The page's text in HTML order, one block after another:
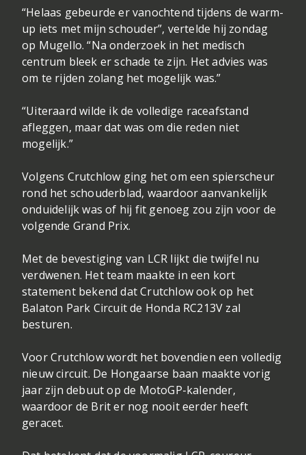
“Helaas gebeurde er vanochtend tijdens de warm-
up iets met mijn schouder”, vertelde hij zondag
op Mugello. “Na onderzoek in het medisch
centrum bleek er schade te zijn. Het advies was
om te rijden zolang het mogelijk was.”
“Uiteraard wilde ik de volledige raceafstand
afleggen, maar dat was om die reden niet
mogelijk.”
Volgens Crutchlow ging het om een spierscheur
rond het schouderblad, waardoor aanvankelijk
onduidelijk was of hij fit genoeg zou zijn voor de
volgende Grand Prix.
Met de bevestiging van LCR lijkt die twijfel nu
verdwenen. Het team maakte in een kort
statement bekend dat Crutchlow ook op het
Balaton Park Circuit de Honda RC213V zal
besturen.
Voor Crutchlow wordt het bovendien een volledig
nieuw circuit. De Hongaarse baan maakte vorig
jaar zijn debuut op de MotoGP-kalender,
waardoor de Brit er nog nooit eerder heeft
geracet.